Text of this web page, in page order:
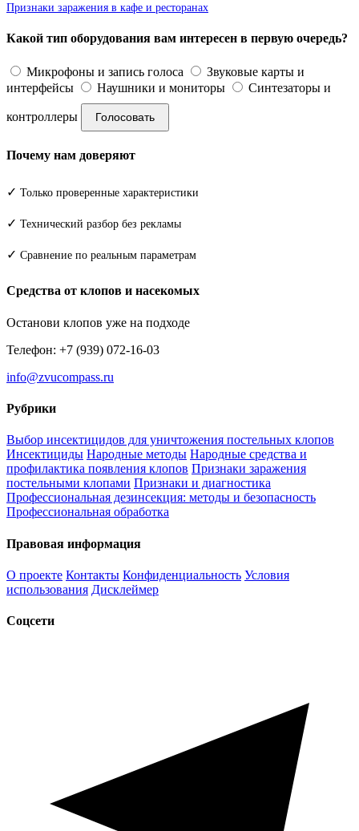
Признаки заражения в кафе и ресторанах
Какой тип оборудования вам интересен в первую очередь?
Микрофоны и запись голоса
Звуковые карты и
интерфейсы
Наушники и мониторы Синтезаторы и
контроллеры Голосовать
Почему нам доверяют
✓ Только проверенные характеристики
✓ Технический разбор без рекламы
✓ Сравнение по реальным параметрам
Средства от клопов и насекомых
Останови клопов уже на подходе
Телефон: +7 (939) 072-16-03
info@zvucompass.ru
Рубрики
Выбор инсектицидов для уничтожения постельных клопов
Инсектициды Народные методы Народные средства и
профилактика появления клопов Признаки заражения
постельными клопами Признаки и диагностика
Профессиональная дезинсекция: методы и безопасность
Профессиональная обработка
Правовая информация
О проекте Контакты Конфиденциальность Условия
использования Дисклеймер
Соцсети